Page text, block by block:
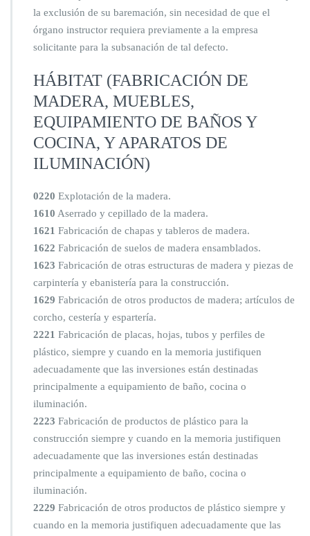
la exclusión de su baremación, sin necesidad de que el
órgano instructor requiera previamente a la empresa
solicitante para la subsanación de tal defecto.
HÁBITAT (FABRICACIÓN DE
MADERA, MUEBLES,
EQUIPAMIENTO DE BAÑOS Y
COCINA, Y APARATOS DE
ILUMINACIÓN)
0220 Explotación de la madera.
1610 Aserrado y cepillado de la madera.
1621 Fabricación de chapas y tableros de madera.
1622 Fabricación de suelos de madera ensamblados.
1623 Fabricación de otras estructuras de madera y piezas de
carpintería y ebanistería para la construcción.
1629 Fabricación de otros productos de madera; artículos de
corcho, cestería y espartería.
2221 Fabricación de placas, hojas, tubos y perfiles de
plástico, siempre y cuando en la memoria justifiquen
adecuadamente que las inversiones están destinadas
principalmente a equipamiento de baño, cocina o
iluminación.
2223 Fabricación de productos de plástico para la
construcción siempre y cuando en la memoria justifiquen
adecuadamente que las inversiones están destinadas
principalmente a equipamiento de baño, cocina o
iluminación.
2229 Fabricación de otros productos de plástico siempre y
cuando en la memoria justifiquen adecuadamente que las